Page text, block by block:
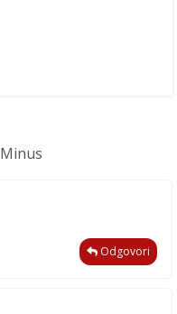
Minus
Odgovori